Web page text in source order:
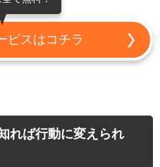
ビスはコチラ
れば行動に変えられ